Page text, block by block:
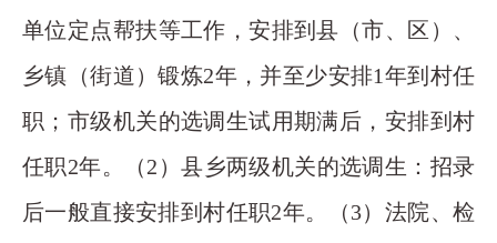
单位定点帮扶等工作，安排到县（市、区）、
乡镇（街道）锻炼2年，并至少安排1年到村任
职；市级机关的选调生试用期满后，安排到村
任职2年。（2）县乡两级机关的选调生：招录
后一般直接安排到村任职2年。（3）法院、检